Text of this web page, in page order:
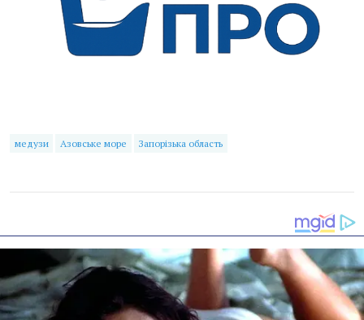
медузи Азовське море Запорізька область